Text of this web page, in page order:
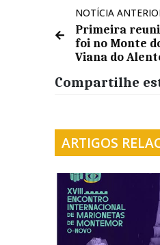
NOTÍCIA
Primeira
foi no Monte
Viana do
Compartilhe
ARTIGOS